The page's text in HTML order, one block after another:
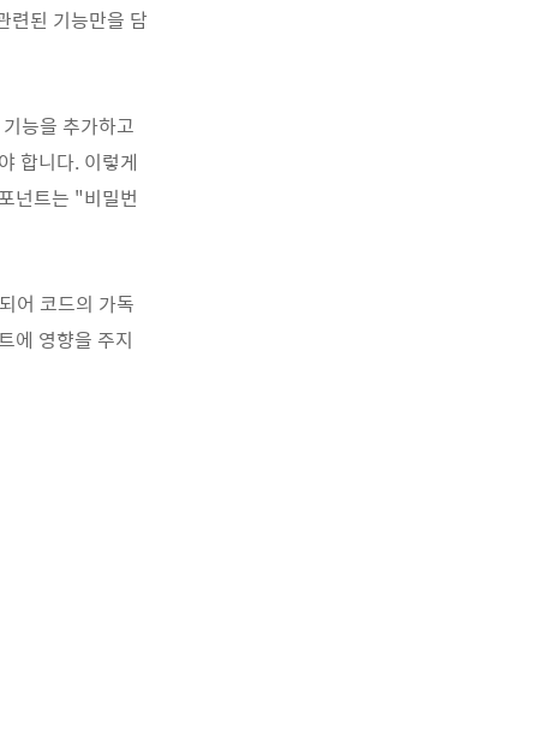
련된 기능만을 담
능을 추가하고
합니다. 이렇게
넌트는 "비밀번
어 코드의 가독
에 영향을 주지